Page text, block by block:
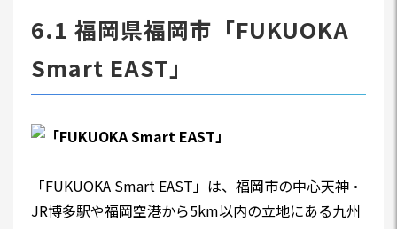
6.1 福岡県福岡市「FUKUOKA
Smart EAST」
「FUKUOKA Smart EAST」は、福岡市の中心天神・
JR博多駅や福岡空港から5km以内の立地にある九州